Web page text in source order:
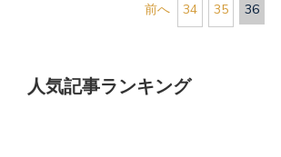
前へ 34 35 36
人気記事ランキング